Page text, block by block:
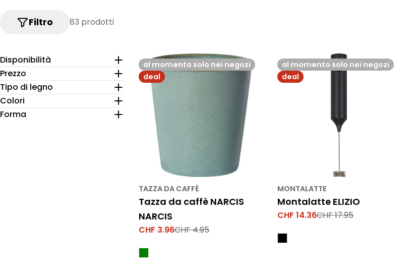
:
83 prodotti
Filtro
Disponibilità
Prezzo
Tipo di legno
Colori
Forma
al momento solo nei negozi
deal
TAZZA DA CAFFÈ
Tazza da caffè NARCIS
NARCIS
Prezzo
vendita
CHF 3.96
Prezzo
CHF 4.95
al momento solo nei negozi
deal
MONTALATTE
Montalatte ELIZIO
Prezzo
vendita
CHF 14.36
Prezzo
CHF 17.95